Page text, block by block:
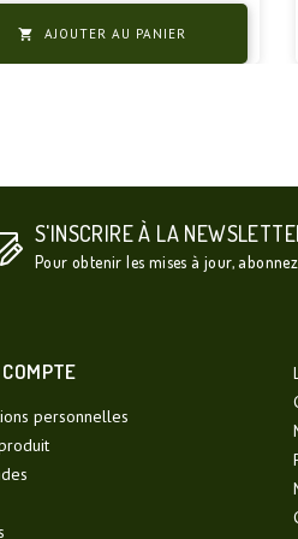
 AJOUTER AU PANIER
S'INSCRIRE À LA
Pour obtenir les mises à jour,
personnelles